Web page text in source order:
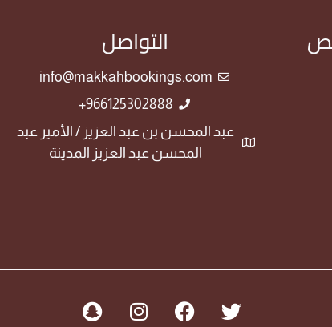
التواصل
info@makkahbookings.com
966125302888+
عبد المحسن بن عبد العزيز / الأمير عبد
المحسن عبد العزيز المدينة